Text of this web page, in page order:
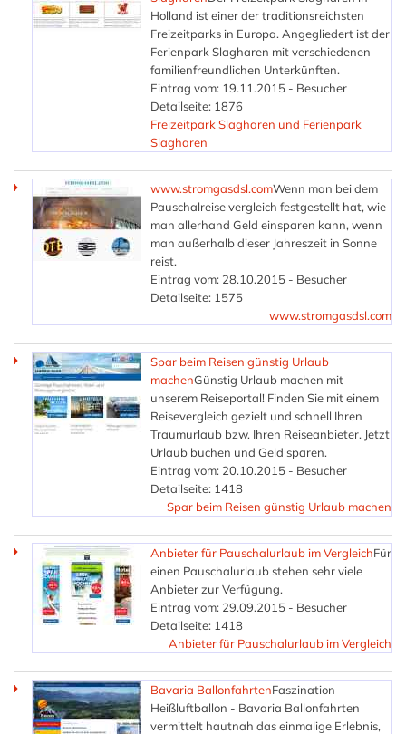
Holland ist einer der traditionsreichsten
Freizeitparks in Europa. Angegliedert ist der
Ferienpark Slagharen mit verschiedenen
familienfreundlichen Unterkünften.
Eintrag vom: 19.11.2015 - Besucher
Detailseite: 1876
Freizeitpark Slagharen und Ferienpark
Slagharen
www.stromgasdsl.comWenn man bei dem
Pauschalreise vergleich festgestellt hat, wie
man allerhand Geld einsparen kann, wenn
man außerhalb dieser Jahreszeit in Sonne
reist.
Eintrag vom: 28.10.2015 - Besucher
Detailseite: 1575
www.stromgasdsl.com
Spar beim Reisen günstig Urlaub
machenGünstig Urlaub machen mit
unserem Reiseportal! Finden Sie mit einem
Reisevergleich gezielt und schnell Ihren
Traumurlaub bzw. Ihren Reiseanbieter. Jetzt
Urlaub buchen und Geld sparen.
Eintrag vom: 20.10.2015 - Besucher
Detailseite: 1418
Spar beim Reisen günstig Urlaub machen
Anbieter für Pauschalurlaub im VergleichFür
einen Pauschalurlaub stehen sehr viele
Anbieter zur Verfügung.
Eintrag vom: 29.09.2015 - Besucher
Detailseite: 1418
Anbieter für Pauschalurlaub im Vergleich
Bavaria BallonfahrtenFaszination
Heißluftballon - Bavaria Ballonfahrten
vermittelt hautnah das einmalige Erlebnis,